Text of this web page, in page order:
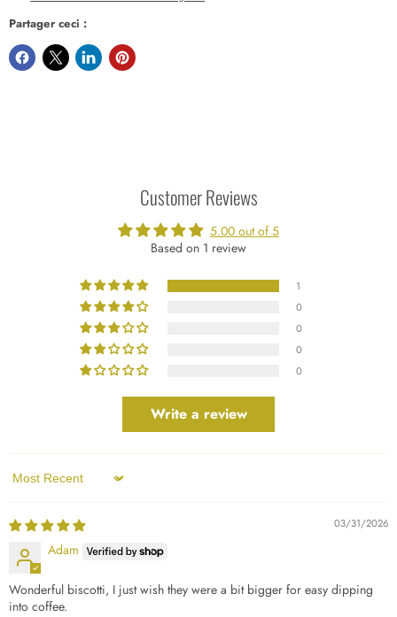
Partager ceci :
Customer Reviews
5.00 out of 5
Based on 1 review
1
0
0
0
0
Write a review
Sort by
03/31/2026
Adam
Wonderful biscotti, I just wish they were a bit bigger for easy dipping
into coffee.